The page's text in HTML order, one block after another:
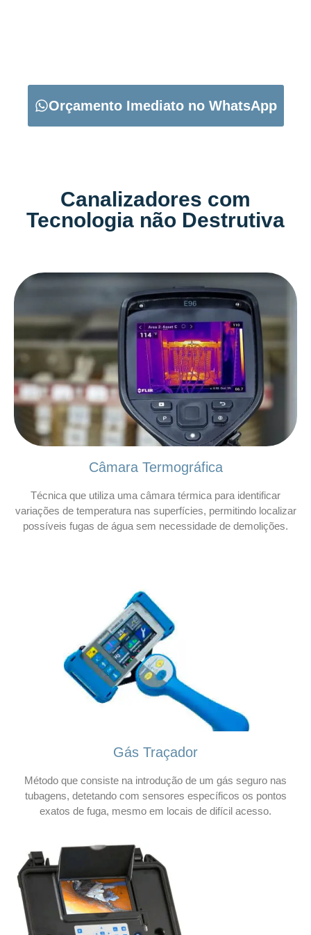
Orçamento Imediato no WhatsApp
Canalizadores com
Tecnologia não Destrutiva
Câmara Termográfica
Técnica que utiliza uma câmara térmica para identificar
variações de temperatura nas superfícies, permitindo localizar
possíveis fugas de água sem necessidade de demolições.
Gás Traçador
Método que consiste na introdução de um gás seguro nas
tubagens, detetando com sensores específicos os pontos
exatos de fuga, mesmo em locais de difícil acesso.